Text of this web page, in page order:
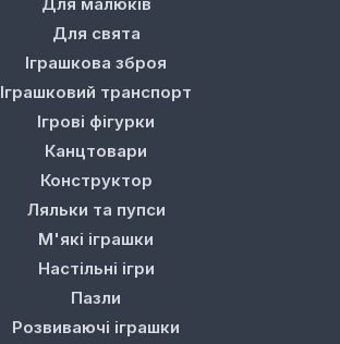
Для свята
Іграшкова зброя
Іграшковий транспорт
Ігрові фігурки
Канцтовари
Конструктор
Ляльки та пупси
М'які іграшки
Настільні ігри
Пазли
Розвиваючі іграшки